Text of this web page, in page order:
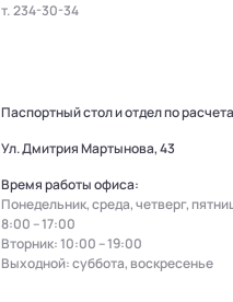
т.234-30-34
Паспортный стол и отдел по
Ул. Дмитрия Мартынова, 43
Время работы офиса:
Понедельник, среда, четверг,
8:00 – 17:00
Вторник: 10:00 – 19:00
Выходной: суббота, воскресенье